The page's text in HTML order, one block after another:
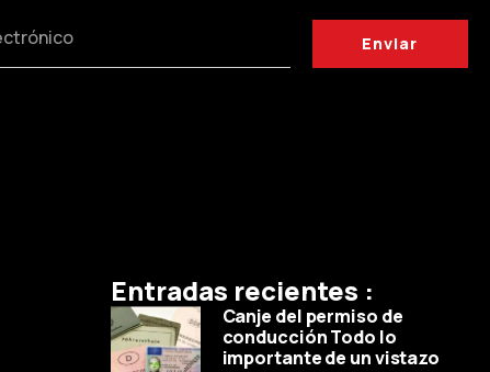
Enviar
Entradas recientes :
Canje del permiso de
conducción Todo lo
importante de un vistazo